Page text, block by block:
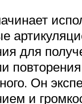
для
повторения
Он
и